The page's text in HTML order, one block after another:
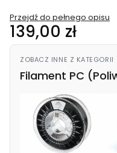
Przejdź do pełnego opisu
Cena
139,00 zł
ZOBACZ INNE Z KATEGORII
Filament PC